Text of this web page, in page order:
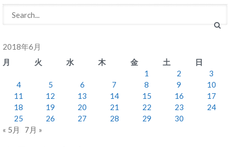
2018年6月
月
火 水 木 金 土
日
1
2
3
4
5 6 7 8 9
10
11
12 13 14 15 16
17
18
19 20 21 22 23
24
25
26 27 28 29
30
« 5月
7月 »